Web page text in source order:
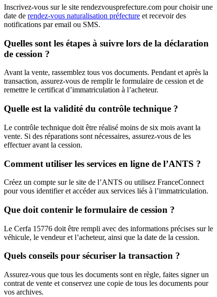
Inscrivez-vous sur le site rendezvousprefecture.com pour choisir une
date de rendez-vous naturalisation préfecture et recevoir des
notifications par email ou SMS.
Quelles sont les étapes à suivre lors de la déclaration
de cession ?
Avant la vente, rassemblez tous vos documents. Pendant et après la
transaction, assurez-vous de remplir le formulaire de cession et de
remettre le certificat d’immatriculation à l’acheteur.
Quelle est la validité du contrôle technique ?
Le contrôle technique doit être réalisé moins de six mois avant la
vente. Si des réparations sont nécessaires, assurez-vous de les
effectuer avant la cession.
Comment utiliser les services en ligne de l’ANTS ?
Créez un compte sur le site de l’ANTS ou utilisez FranceConnect
pour vous identifier et accéder aux services liés à l’immatriculation.
Que doit contenir le formulaire de cession ?
Le Cerfa 15776 doit être rempli avec des informations précises sur le
véhicule, le vendeur et l’acheteur, ainsi que la date de la cession.
Quels conseils pour sécuriser la transaction ?
Assurez-vous que tous les documents sont en règle, faites signer un
contrat de vente et conservez une copie de tous les documents pour
vos archives.